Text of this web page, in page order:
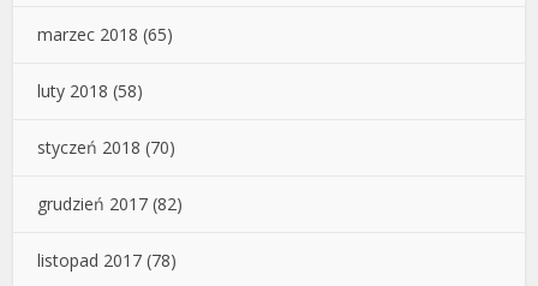
marzec 2018 (65)
luty 2018 (58)
styczeń 2018 (70)
grudzień 2017 (82)
listopad 2017 (78)